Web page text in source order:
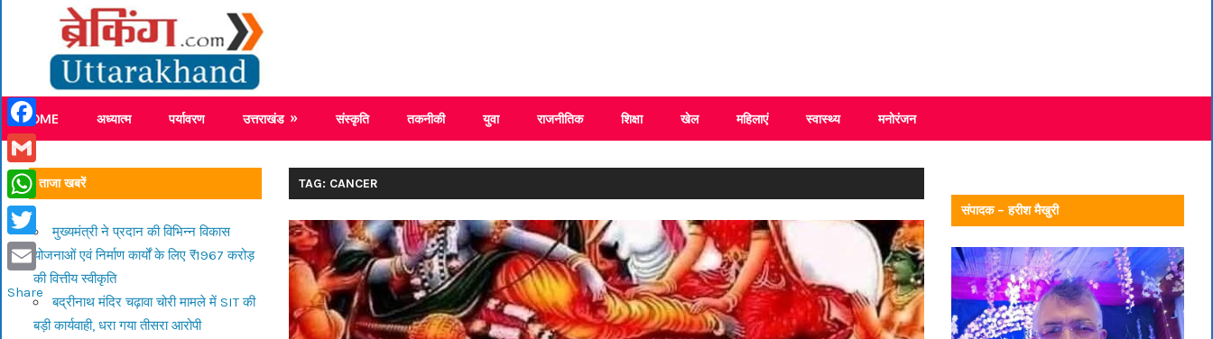
content
Breaking News Uttarakhand
HOME अध्यात्म पर्यावरण उत्तराखंड संस्कृति तकनीकी युवा राजनीतिक शिक्षा खेल महिलाएं स्वास्थ्य मनोरंजन
TAG: CANCER
ताजा खबरें
मुख्यमंत्री ने प्रदान की विभिन्न विकास
योजनाओं एवं निर्माण कार्यों के लिए ₹1967 करोड़
की वित्तीय स्वीकृति
बद्रीनाथ मंदिर चढ़ावा चोरी मामले में SIT की
बड़ी कार्यवाही, धरा गया तीसरा आरोपी
संपादक – हरीश मैखुरी
Facebook
Gmail
WhatsApp
Twitter
Email
Share